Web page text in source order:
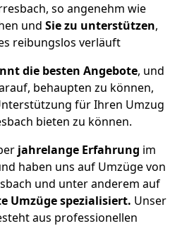
so angenehm wie
und Sie zu unterstützen,
reibungslos verläuft
die besten Angebote, und
behaupten zu können,
für Ihren Umzug
bieten zu können.
jahrelange Erfahrung im
haben uns auf Umzüge von
und unter anderem auf
Umzüge spezialisiert. Unser
aus professionellen